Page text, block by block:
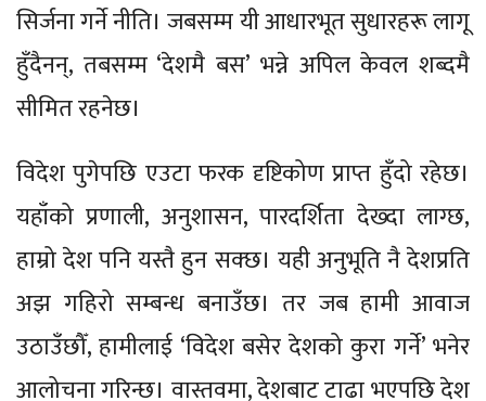
सिर्जना गर्ने नीति। जबसम्म यी आधारभूत सुधारहरू लागू
हुँदैनन्, तबसम्म ‘देशमै बस’ भन्ने अपिल केवल शब्दमै
सीमित रहनेछ।
विदेश पुगेपछि एउटा फरक दृष्टिकोण प्राप्त हुँदो रहेछ।
यहाँको प्रणाली, अनुशासन, पारदर्शिता देख्दा लाग्छ,
हाम्रो देश पनि यस्तै हुन सक्छ। यही अनुभूति नै देशप्रति
अझ गहिरो सम्बन्ध बनाउँछ। तर जब हामी आवाज
उठाउँछौँ, हामीलाई ‘विदेश बसेर देशको कुरा गर्ने’ भनेर
आलोचना गरिन्छ। वास्तवमा, देशबाट टाढा भएपछि देश